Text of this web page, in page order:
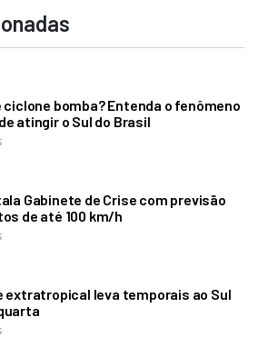
ciclone bomba? Entenda o fenômeno
atingir o Sul do Brasil
Gabinete de Crise com previsão
de até 100 km/h
extratropical leva temporais ao Sul